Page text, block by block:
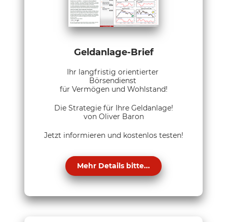
Geldanlage-Brief
Ihr langfristig orientierter
Börsendienst
für Vermögen und Wohlstand!
Die Strategie für Ihre Geldanlage!
von Oliver Baron
Jetzt informieren und kostenlos testen!
Mehr Details bitte...